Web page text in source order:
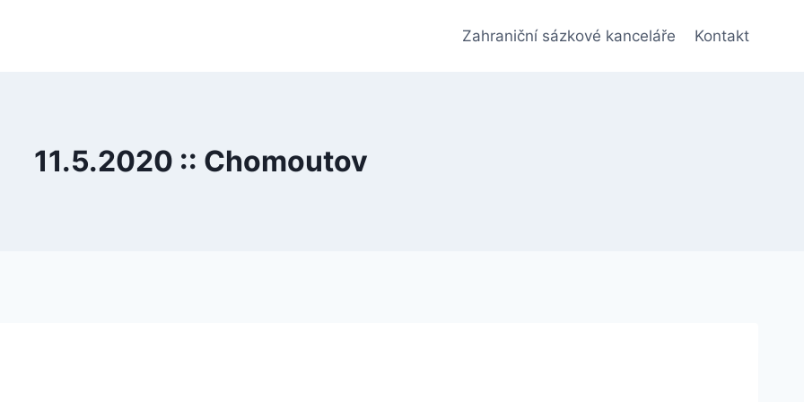
Zahraniční sázkové kanceláře Kontakt
11.5.2020 :: Chomoutov